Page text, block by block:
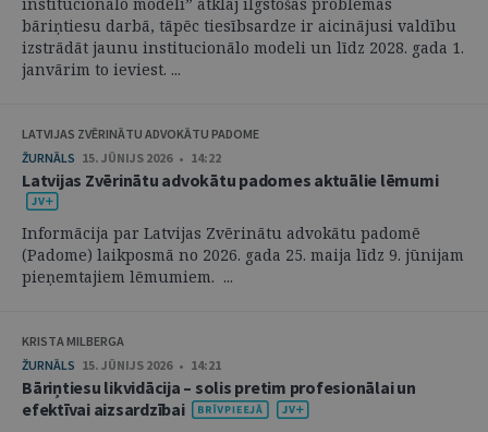
bāriņtiesu darbā, tāpēc tiesībsardze ir aicinājusi valdību
izstrādāt jaunu institucionālo modeli un līdz 2028. gada 1.
janvārim to ieviest. ...
LATVIJAS ZVĒRINĀTU ADVOKĀTU PADOME
ŽURNĀLS 15. JŪNIJS 2026 • 14:22
Latvijas Zvērinātu advokātu padomes aktuālie lēmumi
Informācija par Latvijas Zvērinātu advokātu padomē
(Padome) laikposmā no 2026. gada 25. maija līdz 9. jūnijam
pieņemtajiem lēmumiem. ...
KRISTA MILBERGA
ŽURNĀLS 15. JŪNIJS 2026 • 14:21
Bāriņtiesu likvidācija – solis pretim profesionālai un
efektīvai aizsardzībai